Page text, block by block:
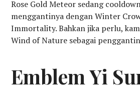
Rose Gold Meteor sedang
menggantinya dengan Winter
Immortality. Bahkan jika perlu,
Wind of Nature sebagai
Emblem Yi